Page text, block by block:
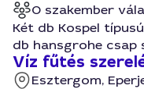
0 szakember
Két db Kospel
db hansgrohe csap
Víz fűtés
Esztergom,